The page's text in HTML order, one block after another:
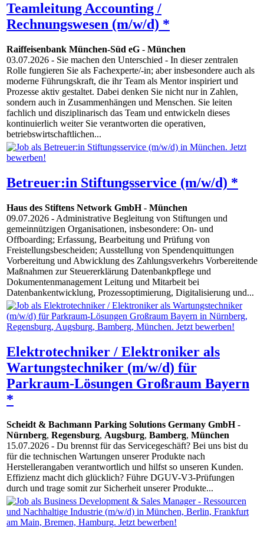
Teamleitung Accounting /
Rechnungswesen (m/w/d) *
Raiffeisenbank München-Süd eG - München
03.07.2026 - Sie machen den Unterschied - In dieser zentralen
Rolle fungieren Sie als Fachexperte/-in; aber insbesondere auch als
moderne Führungskraft, die ihr Team als Mentor inspiriert und
Prozesse aktiv gestaltet. Dabei denken Sie nicht nur in Zahlen,
sondern auch in Zusammenhängen und Menschen. Sie leiten
fachlich und disziplinarisch das Team und entwickeln dieses
kontinuierlich weiter Sie verantworten die operativen,
betriebswirtschaftlichen...
Betreuer:in Stiftungsservice (m/w/d) *
Haus des Stiftens Network GmbH- München
09.07.2026 - Administrative Begleitung von Stiftungen und
gemeinnützigen Organisationen, insbesondere: On- und
Offboarding; Erfassung, Bearbeitung und Prüfung von
Freistellungsbescheiden; Ausstellung von Spendenquittungen
Vorbereitung und Abwicklung des Zahlungsverkehrs Vorbereitende
Maßnahmen zur Steuererklärung Datenbankpflege und
Dokumentenmanagement Leitung und Mitarbeit bei
Datenbankentwicklung, Prozessoptimierung, Digitalisierung und...
Elektrotechniker / Elektroniker als
Wartungstechniker (m/w/d) für
Parkraum-Lösungen Großraum Bayern
*
Scheidt & Bachmann Parking Solutions Germany GmbH-
Nürnberg, Regensburg, Augsburg, Bamberg, München
15.07.2026 - Du brennst für das Servicegeschäft? Bei uns bist du
für die technischen Wartungen unserer Produkte nach
Herstellerangaben verantwortlich und hilfst so unseren Kunden.
Effizienz macht dich glücklich? Führe DGUV-V3-Prüfungen
durch und trage somit zur Sicherheit unserer Produkte...